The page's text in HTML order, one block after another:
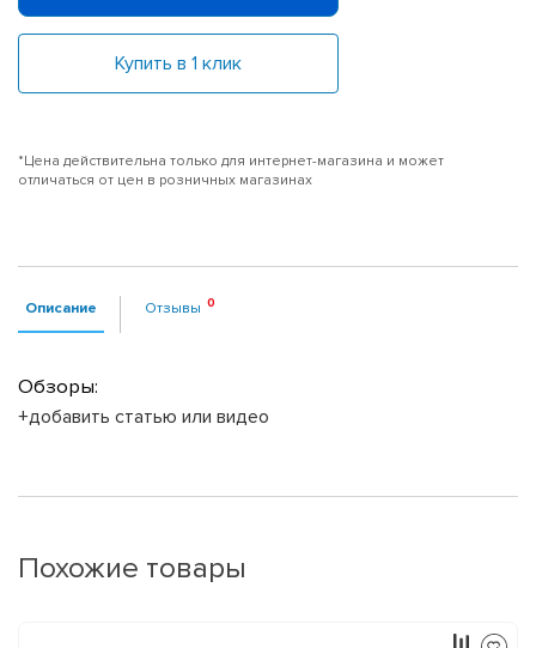
Купить в 1 клик
*Цена действительна только для интернет-магазина и может
отличаться от цен в розничных магазинах
Описание Отзывы
Обзоры:
+добавить статью или видео
Похожие товары